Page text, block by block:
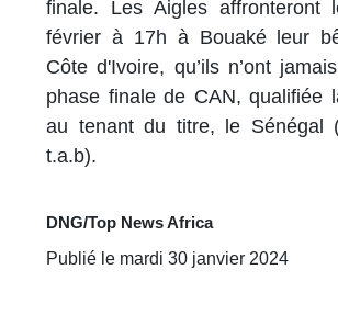
finale. Les Aigles affronteront
février à 17h à Bouaké leur
Côte d'Ivoire, qu’ils n’ont
phase finale de CAN, qualifiée
au tenant du titre, le Sénégal
t.a.b).
DNG/Top News Africa
Publié le mardi 30 janvier 2024